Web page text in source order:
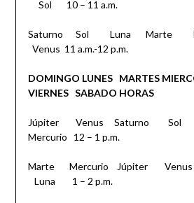
Sol 10 – 11 a.m.
Saturno Sol Luna Marte
Venus 11 a.m.-12 p.m.
DOMINGO LUNES MARTES
VIERNES SABADO HORAS
Júpiter Venus Saturno
Mercurio 12 – 1 p.m.
Marte Mercurio Júpiter
Luna 1 – 2 p.m.